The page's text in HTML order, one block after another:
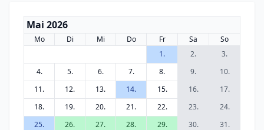
Mai 2026
Mo Di Mi Do Fr Sa
So
1.
2.
3.
4.
5. 6. 7. 8. 9.
10.
11.
12. 13. 14. 15. 16.
17.
18.
19. 20. 21. 22. 23.
24.
25.
26. 27. 28. 29. 30. 31.